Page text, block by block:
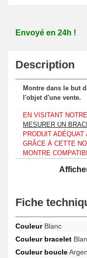
Envoyé en 24h !
Description
Montre dans le but
l'objet d'une vente.
EN VISITANT
MESURER UN
PRODUIT
GRÂCE À CETTE
MONTRE
MONTRE
CITIZEN OU BIEN
Au niveau d'un boîtier
corne de 22 mm
produit.
approprié destiné à un
ou abîmé. Une fixation
Fiche
CouleurBlanc
Couleur bracelet
Couleur boucle